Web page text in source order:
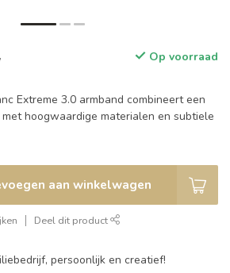
Op voorraad
Extreme 3.0 armband combineert een
hoogwaardige materialen en subtiele
aan winkelwagen
Deel dit product
persoonlijk en creatief!